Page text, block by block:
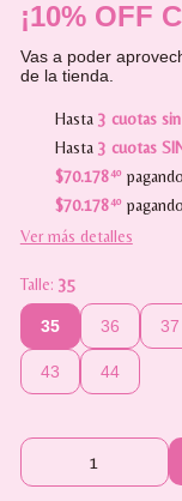
¡10% OFF
Vas a poder
de la tienda.
Hasta 3 cuotas
Hasta 3 cuotas
$70.17840
$70.17840
Ver más detalles
Talle: 35
35 36 37
43 44